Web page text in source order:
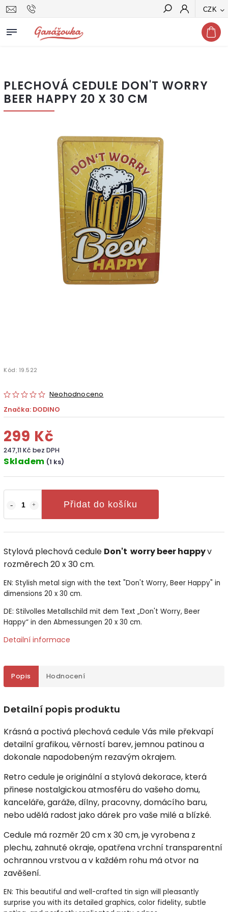
CZK
Hledat
PLECHOVÁ CEDULE DON'T WORRY
BEER HAPPY 20 X 30 CM
Kód: 19.522
Neohodnoceno
Značka: DODINO
299 Kč
247,11 Kč bez DPH
Skladem (1 ks)
Přidat do košíku
Stylová plechová cedule Don't worry beer happyv
rozměrech 20 x 30 cm.
EN: Stylish metal sign with the text "Don't Worry, Beer Happy" in
dimensions 20 x 30 cm.
DE: Stilvolles Metallschild mit dem Text „Don't Worry, Beer
Happy“ in den Abmessungen 20 x 30 cm.
Detailní informace
Popis Hodnocení
Detailní popis produktu
Krásná a poctivá plechová cedule Vás mile překvapí
detailní grafikou, věrností barev, jemnou patinou a
dokonale napodobeným rezavým okrajem.
Retro cedule je originální a stylová dekorace, která
přinese nostalgickou atmosféru do vašeho domu,
kanceláře, garáže, dílny, pracovny, domácího baru,
nebo udělá radost jako dárek pro vaše milé a blízké.
Cedule má rozměr 20 cm x 30 cm, je vyrobena z
plechu, zahnuté okraje, opatřena vrchní transparentní
ochrannou vrstvou a v každém rohu má otvor na
zavěšení.
EN: This beautiful and well-crafted tin sign will pleasantly
surprise you with its detailed graphics, color fidelity, subtle